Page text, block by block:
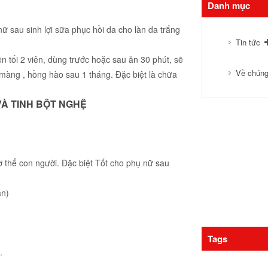
sau sinh lợi sữa phục hồi da cho làn da trắng
2 viên, dùng trước hoặc sau ăn 30 phút, sẽ
, hồng hào sau 1 tháng. Đặc biệt là chữa
TINH BỘT NGHỆ
con người. Đặc biệt Tốt cho phụ nữ sau
Danh mục
Tin tức
Về
Tags